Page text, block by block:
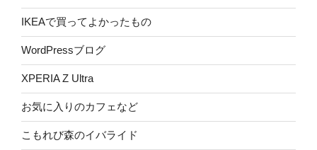
IKEAで買ってよかったもの
WordPressブログ
XPERIA Z Ultra
お気に入りのカフェなど
こもれび森のイバライド